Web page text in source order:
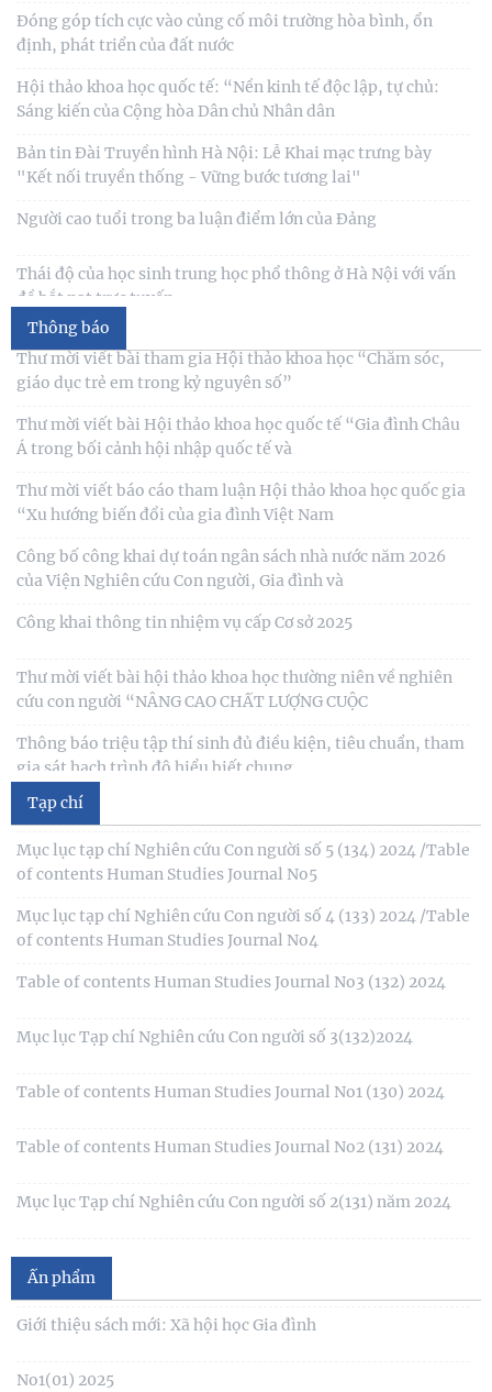
"Kết nối truyền thống - Vững bước tương lai"
Người cao tuổi trong ba luận điểm lớn của Đảng
Thái độ của học sinh trung học phổ thông ở Hà Nội với vấn
Viện Hàn lâm Khoa học xã hội Việt Nam và Học viện Chính
làm việc tại Viện Khoa học Kinh tế và Xã hội
Thông báo
Thư cảm ơn
giáo dục trẻ em trong kỷ nguyên số”
Thư mời viết bài Hội thảo khoa học quốc tế “Gia đình Châu
Á trong bối cảnh hội nhập quốc tế và
Thư mời viết báo cáo tham luận Hội thảo khoa học quốc gia
“Xu hướng biến đổi của gia đình Việt Nam
Công bố công khai dự toán ngân sách nhà nước năm 2026
của Viện Nghiên cứu Con người, Gia đình và
Công khai thông tin nhiệm vụ cấp Cơ sở 2025
Thư mời viết bài hội thảo khoa học thường niên về nghiên
cứu con người “NÂNG CAO CHẤT LƯỢNG CUỘC
Thông báo triệu tập thí sinh đủ điều kiện, tiêu chuẩn, tham
gia sát hạch trình độ hiểu biết chung
bằng, chứng chỉ đối với thí sinh đăng ký dự
Thông báo 2773/TB-KHXH về Kết quả kiểm tra điều kiện,
tiêu chuẩn, văn bằng, chứng chỉ đối với thí
Tạp chí
Mục lục tạp chí Nghiên cứu Con người số 6 (135) 2024/Table
of contents Human Studies Journal No6
Mục lục tạp chí Nghiên cứu Con người số 5 (134) 2024 /Table
of contents Human Studies Journal No5
Mục lục tạp chí Nghiên cứu Con người số 4 (133) 2024 /Table
of contents Human Studies Journal No4
Table of contents Human Studies Journal No3 (132) 2024
Mục lục Tạp chí Nghiên cứu Con người số 3(132)2024
Table of contents Human Studies Journal No1 (130) 2024
Table of contents Human Studies Journal No2 (131) 2024
Mục lục Tạp chí Nghiên cứu Con người số 2(131) năm 2024
Mục lục Tạp chí Nghiên cứu Con người số 1(130) năm 2024
Table of contents Human Studies Journal No. 5 (128) (2023)
Ấn phẩm
Giới thiệu sách mới: Xã hội học Gia đình
No1(01) 2025
Số 3(03) 2025
Số 2(02) 2025